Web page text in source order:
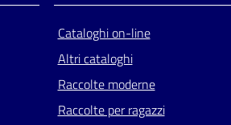
Cataloghi on-line
Altri cataloghi
Raccolte moderne
Raccolte per ragazzi